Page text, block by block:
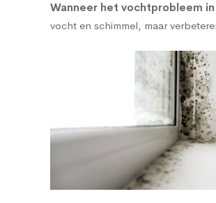
Wanneer het vochtprobleem
vocht en schimmel, maar